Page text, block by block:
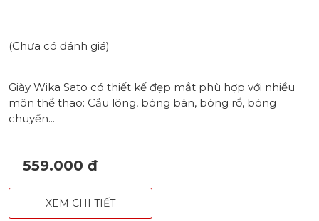
(Chưa có đánh giá)
Giày Wika Sato có thiết kế đẹp mắt phù hợp với nhiều
môn thể thao: Cầu lông, bóng bàn, bóng rổ, bóng
chuyền...
559.000 đ
XEM CHI TIẾT